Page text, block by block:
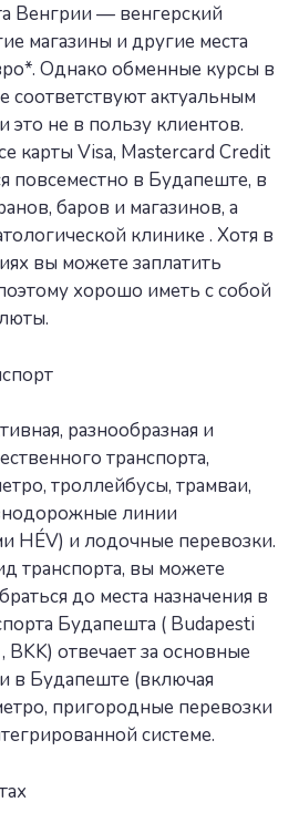
Венгрии — венгерский
магазины и другие места
Однако обменные курсы в
соответствуют актуальным
это не в пользу клиентов.
карты Visa, Mastercard Credit
повсеместно в Будапеште, в
баров и магазинов, а
клинике . Хотя в
вы можете заплатить
хорошо иметь с собой
разнообразная и
транспорта,
троллейбусы, трамваи,
линии
HÉV) и лодочные перевозки.
транспорта, вы можете
до места назначения в
Будапешта ( Budapesti
отвечает за основные
в Будапеште (включая
пригородные перевозки
системе.